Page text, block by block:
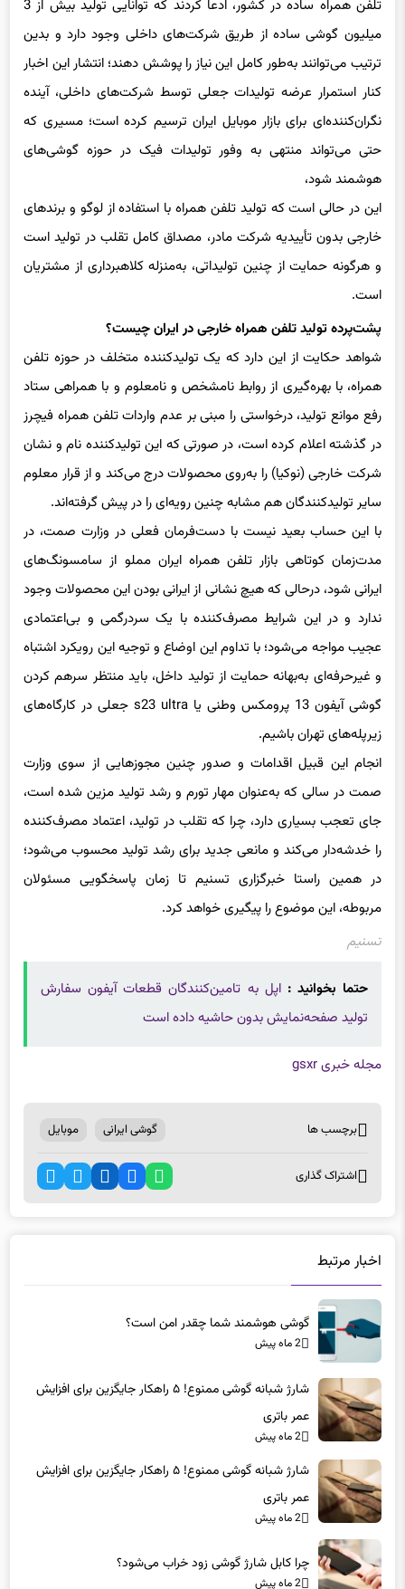
تلفن همراه ساده در کشور، ادعا کردند که توانایی تولید بیش از 3
میلیون گوشی‌ ساده از طریق شرکت‌های داخلی وجود دارد و بدین
ترتیب می‌توانند به‌طور کامل این نیاز را پوشش دهند؛ انتشار این اخبار
کنار استمرار عرضه تولیدات جعلی توسط شرکت‌های داخلی، آینده
نگران‌کننده‌ای برای بازار موبایل ایران ترسیم کرده است؛ مسیری که
حتی می‌تواند منتهی به وفور تولیدات فیک در حوزه گوشی‌های
هوشمند شود،
این در حالی است که تولید تلفن همراه با استفاده از لوگو و برندهای
خارجی بدون تأییدیه شرکت‌ مادر، مصداق کامل تقلب در تولید است
و هرگونه حمایت از چنین تولیداتی، به‌منزله کلاهبرداری از مشتریان
است.
پشت‌پرده تولید تلفن همراه خارجی در ایران چیست؟
شواهد حکایت از این دارد که یک تولیدکننده متخلف در حوزه تلفن
همراه، با بهره‌گیری از روابط نامشخص و نامعلوم و با همراهی ستاد
رفع موانع تولید، درخواستی را مبنی بر عدم واردات تلفن همراه فیچرز
در گذشته اعلام کرده است، در صورتی که این تولیدکننده نام و نشان
شرکت خارجی (نوکیا) را به‌روی محصولات درج می‌کند و از قرار معلوم
سایر تولیدکنندگان هم مشابه چنین رویه‌ای را در پیش گرفته‌اند.
با این حساب بعید نیست با دست‌فرمان فعلی در وزارت صمت، در
مدت‌زمان کوتاهی بازار تلفن همراه ایران مملو از سامسونگ‌های
ایرانی شود، درحالی که هیچ نشانی از ایرانی بودن این محصولات وجود
ندارد و در این شرایط مصرف‌کننده با یک سردرگمی و بی‌اعتمادی
عجیب مواجه می‌شود؛ با تداوم این اوضاع و توجیه این رویکرد اشتباه
و غیرحرفه‌ای به‌بهانه حمایت از تولید داخل، باید منتظر سرهم کردن
گوشی آیفون 13 پرومکس وطنی یا s23 ultra جعلی در کارگاه‌های
زیرپله‌های تهران باشیم.
انجام این قبیل اقدامات و صدور چنین مجوزهایی از سوی وزارت
صمت در سالی که به‌عنوان مهار تورم و رشد تولید مزین شده است،
جای تعجب بسیاری دارد، چرا که تقلب در تولید، اعتماد مصرف‌کننده
را خدشه‌دار می‌کند و مانعی جدید برای رشد تولید محسوب می‌شود؛
در همین راستا خبرگزاری تسنیم تا زمان پاسخگویی مسئولان
مربوطه، این موضوع را پیگیری خواهد کرد.
تسنیم
حتما بخوانید :اپل به تامین‌کنندگان قطعات آیفون سفارش
تولید صفحه‌نمایش بدون حاشیه داده است
مجله خبری gsxr
برچسب ها گوشی ایرانی موبایل
اشتراک گذاری
اخبار مرتبط
گوشی هوشمند شما چقدر امن است؟
2 ماه پیش
شارژ شبانه گوشی ممنوع! ۵ راهکار جایگزین برای افزایش
عمر باتری
2 ماه پیش
شارژ شبانه گوشی ممنوع! ۵ راهکار جایگزین برای افزایش
عمر باتری
2 ماه پیش
چرا کابل شارژ گوشی زود خراب می‌شود؟
2 ماه پیش